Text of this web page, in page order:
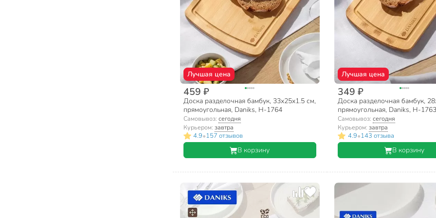
Лучшая цена
459 ₽
Доска разделочная бамбук, 33х25х1.5 см,
прямоугольная, Daniks, H-1764
Самовывоз: сегодня
Курьером: завтра
4.9•157 отзывов
В корзину
Лучшая цена
349 ₽
Доска разделочная бамбук,
прямоугольная, Daniks, H-1763
Самовывоз: сегодня
Курьером: завтра
4.9•143 отзыва
В корзину